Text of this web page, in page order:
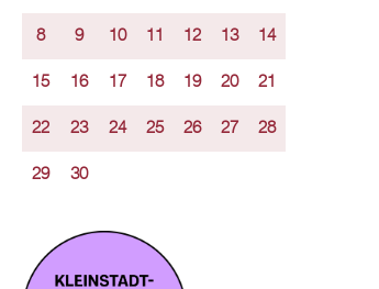
8 9 10 11 12 13 14
15 16 17 18 19 20 21
22 23 24 25 26 27 28
29 30